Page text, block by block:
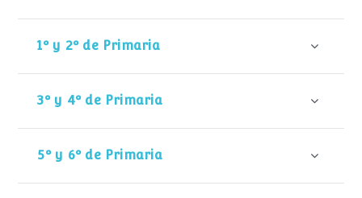
1º y 2º de Primaria
3º y 4º de Primaria
5º y 6º de Primaria